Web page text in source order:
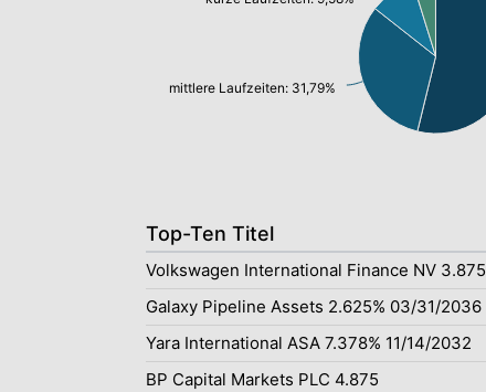
mittlere Laufzeiten: 31,79%
Top-Ten Titel
Volkswagen International Finance NV 3.875
Galaxy Pipeline Assets 2.625% 03/31/2036
Yara International ASA 7.378% 11/14/2032
BP Capital Markets PLC 4.875